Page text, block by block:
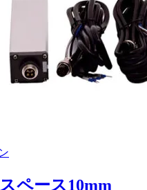
ペース10mm